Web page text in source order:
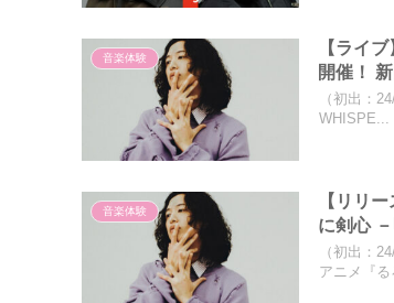
音楽体験
【ライ
開催！
（初出：
WHISPE...
音楽体験
【リリ
に剣心
（初出：
アニメ『